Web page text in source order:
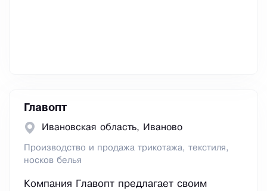
Главопт
Ивановская область, Иваново
Производство и продажа трикотажа, текстиля,
носков белья
Компания Главопт предлагает своим